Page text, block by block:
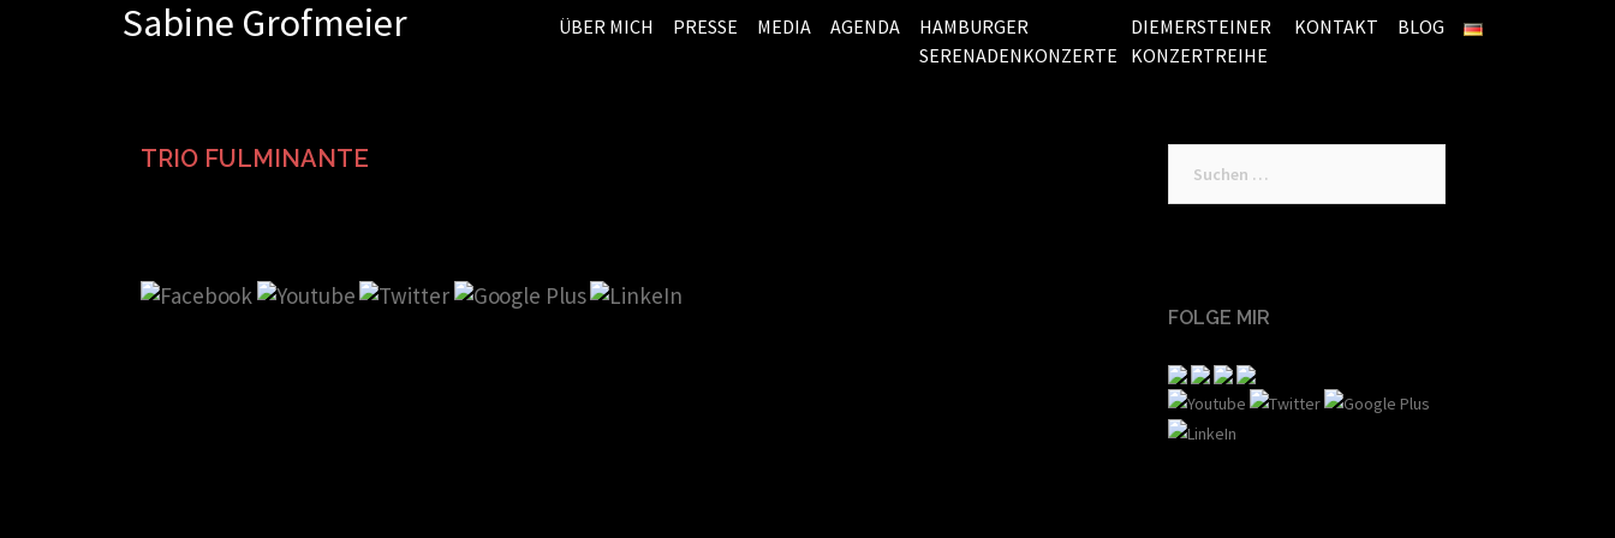
Sabine Grofmeier ÜBER MICH PRESSE MEDIA AGENDA
HAMBURGER
SERENADENKONZERTE
DIEMERSTEINER
KONZERTREIHE
KONTAKT BLOG
TRIO FULMINANTE
nach:
FOLGE MIR